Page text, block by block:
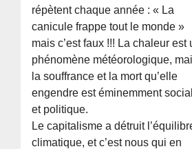
répètent chaque année : « La
canicule frappe tout le monde »
mais c’est faux !!! La chaleur est
phénomène météorologique,
la souffrance et la mort qu’elle
engendre est éminemment
et politique.
Le capitalisme a détruit
climatique, et c’est nous qui en